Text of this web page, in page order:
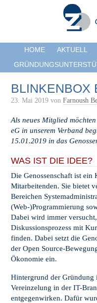
HOME AKTUELL
BLINKENBOX
23. Mai 2019 vonFarnoush
Als neues Mitglied
eG in unserem Verband
15.01.2019 in das
WAS IST DIE IDEE?
Die Genossenschaft ist
Mitarbeitenden. Sie bietet
Bereichen
(Web-)Programmierung
Dabei wird immer
Diskussionsprozess mit
finden. Dabei setzt die
der Open Source-
Ökonomie ein.
Hintergrund der Gründung
Vereinzelung in der IT-
entgegenwirken. Dafür